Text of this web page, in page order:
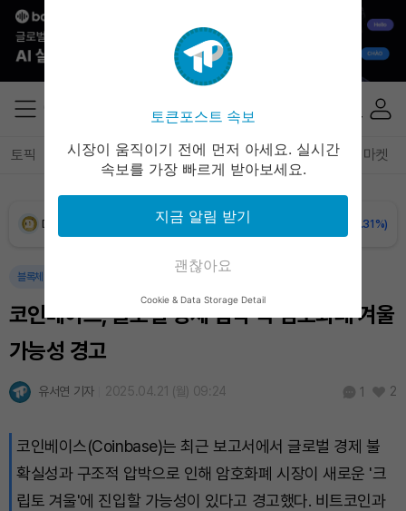
토픽 전체기사 암호화폐 블록체인 테크 경제 마켓
Solana (SOL) (-0.92%)
(-0.42%)
Hyperliquid (HYPE) ₩ 78,636 (-3.14%)
Bitcoin (BTC) ₩91,599,735(+0.31%)
블록체인
코인베이스, 글로벌 경제 압박 속 암호화폐 겨울
가능성 경고
유서연 기자 2025.04.21 (월) 09:24 1 2
코인베이스(Coinbase)는 최근 보고서에서 글로벌 경제 불
확실성과 구조적 압박으로 인해 암호화폐 시장이 새로운 '크
립토 겨울'에 진입할 가능성이 있다고 경고했다. 비트코인과
토큰포스트 속보
시장이 움직이기 전에 먼저 아세요. 실시간
속보를 가장 빠르게 받아보세요.
지금 알림 받기
괜찮아요
Cookie & Data Storage Detail